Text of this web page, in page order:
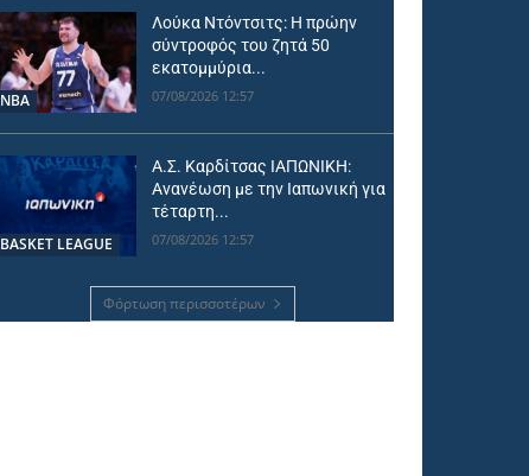
NBA
Λούκα Ντόντσιτς: Η πρώην
σύντροφός του ζητά 50
εκατομμύρια...
07/08/2026 12:57
BASKET LEAGUE
Α.Σ. Καρδίτσας ΙΑΠΩΝΙΚΗ:
Ανανέωση με την Ιαπωνική για
τέταρτη...
07/08/2026 12:57
Φόρτωση περισσοτέρων